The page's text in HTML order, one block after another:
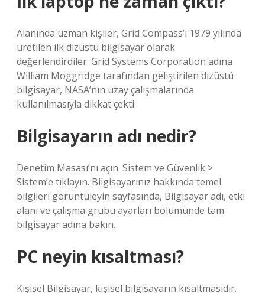
Alanında uzman kişiler, Grid Compass’ı 1979 yılında
üretilen ilk dizüstü bilgisayar olarak
değerlendirdiler. Grid Systems Corporation adına
William Moggridge tarafından geliştirilen dizüstü
bilgisayar, NASA’nın uzay çalışmalarında
kullanılmasıyla dikkat çekti.
Bilgisayarın adı nedir?
Denetim Masası’nı açın. Sistem ve Güvenlik >
Sistem’e tıklayın. Bilgisayarınız hakkında temel
bilgileri görüntüleyin sayfasında, Bilgisayar adı, etki
alanı ve çalışma grubu ayarları bölümünde tam
bilgisayar adına bakın.
PC neyin kısaltması?
Kişisel Bilgisayar, kişisel bilgisayarın kısaltmasıdır.